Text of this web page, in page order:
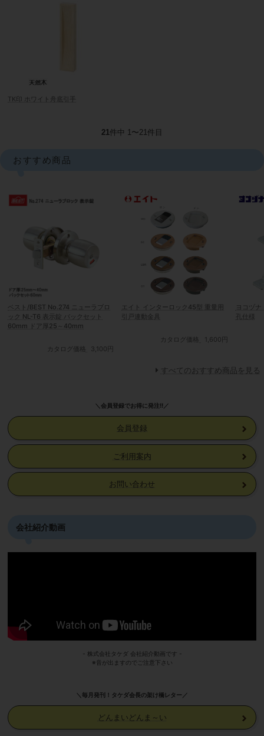
TK印 ホワイト舟底引手
21 件中 1〜21件目
おすすめ商品
ベスト/BEST No.274 ニューラブロ
ック NL-T6 表示錠 バックセット
60mm ドア厚25～40mm
カタログ価格 3,100円
エイト インターロック45型 重量用
引戸連動金具
カタログ価格 1,600円
ヨコヅ
孔仕様
すべてのおすすめ商品を見る
＼会員登録でお得に発注!!／
会員登録
ご利用案内
お問い合わせ
会社紹介動画
- 株式会社タケダ 会社紹介動画です -
※音が出ますのでご注意下さい
＼毎月発刊！タケダ会長の架け橋レター／
どんまいどんま～い